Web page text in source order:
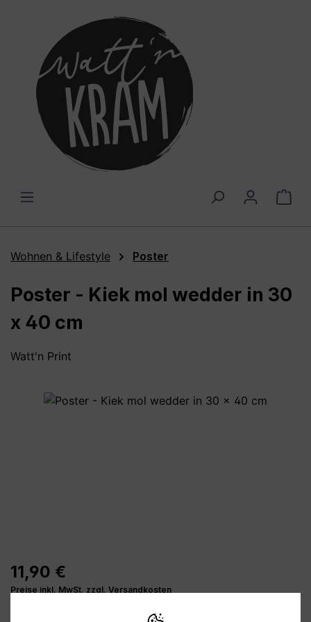
Wohnen & Lifestyle Poster
Poster - Kiek mol wedder in 30
x 40 cm
Watt'n Print
Bildergalerie überspringen
11,90 €
Preise inkl. MwSt. zzgl. Versandkosten